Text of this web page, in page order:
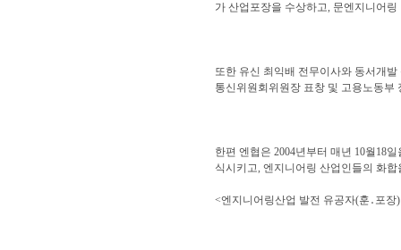
가 산업포장을 수상하고, 문엔지니어
또한 유신 최익배 전무이사와 동서개
통신위원회위원장 표창 및 고용노동부
한편 엔협은 2004년부터 매년 10월18
식시키고, 엔지니어링 산업인들의 화
<엔지니어링산업 발전 유공자(훈․포장